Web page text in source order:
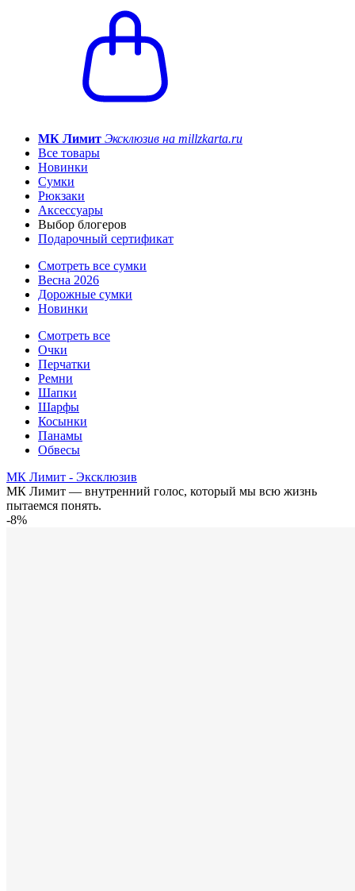
МК Лимит Эксклюзив на millzkarta.ru
Все товары
Новинки
Сумки
Рюкзаки
Аксессуары
Выбор блогеров
Подарочный сертификат
Смотреть все сумки
Весна 2026
Дорожные сумки
Новинки
Смотреть все
Очки
Перчатки
Ремни
Шапки
Шарфы
Косынки
Панамы
Обвесы
МК Лимит - Эксклюзив
МК Лимит — внутренний голос, который мы всю жизнь
пытаемся понять.
-8%